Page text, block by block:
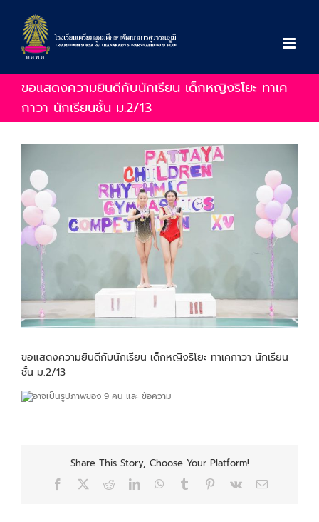
content
ขอแสดงความยินดีกับนักเรียน เด็กหญิงริโยะ ทาเค
กาวา นักเรียนชั้น ม.2/13
Image
ขอแสดงความยินดีกับนักเรียน เด็กหญิงริโยะ ทาเคกาวา นักเรียน
ชั้น ม.2/13
Share This Story, Choose Your Platform!
Facebook RedditLinkedInWhatsApp
Tumblr Pinterest
Vk Email